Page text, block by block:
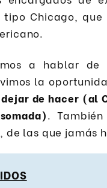
tipo Chicago,
a hablar
la
de hacer (al
.
, de las que jamás